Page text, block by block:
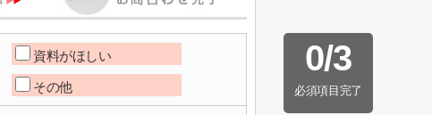
0/3
必須項目完了
資料がほしい
その他